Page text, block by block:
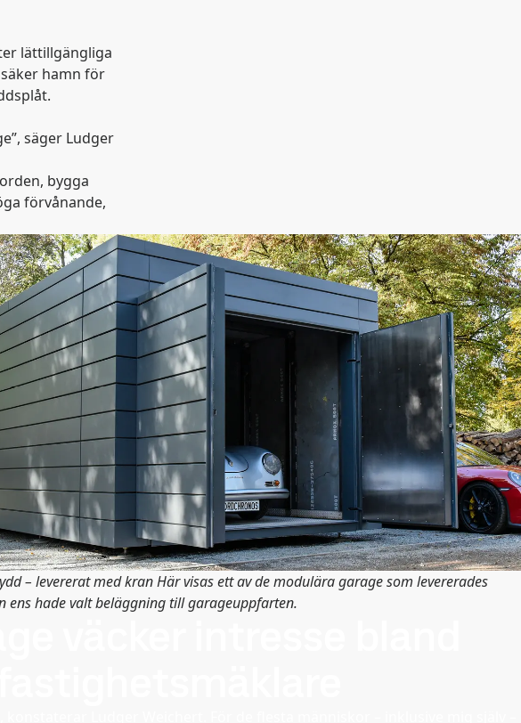
lättillgängliga
hamn för
säger Ludger
bygga
förvånande,
– levererat med kran Här visas ett av de modulära garage som levererades
ens hade valt beläggning till garageuppfarten.